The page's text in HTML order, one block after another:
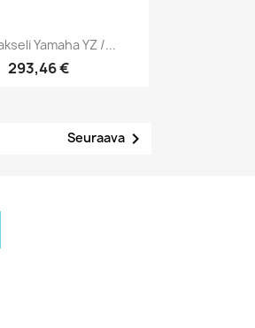
Pikakatselu
Yamaha YZ /...
293,46 €
Seuraava